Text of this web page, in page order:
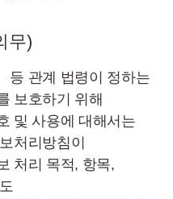
무)
등 관계 법령이 정하는
보호하기 위해
및 사용에 대해서는
처리방침이
처리 목적, 항목,